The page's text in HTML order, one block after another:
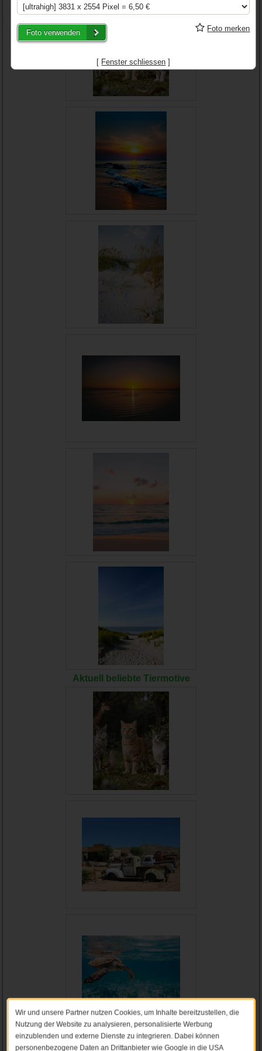
Foto merken
Foto verwenden
[ Fenster schliessen ]
Aktuell beliebte Tiermotive
Wir und unsere Partner nutzen Cookies, um Inhalte bereitzustellen, die
Nutzung der Website zu analysieren, personalisierte Werbung
einzublenden und externe Dienste zu integrieren. Dabei können
personenbezogene Daten an Drittanbieter wie Google in die USA